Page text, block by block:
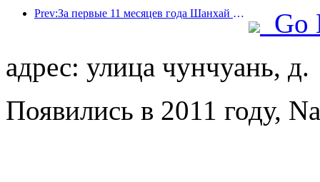
Prev:За первые 11 месяцев года Шанхай принял 8,282 миллиона иностранных туристов, что превзошло первоначальные ожидания.
Go
адрес: улица чунчуань, д.
Появились в 2011 году,